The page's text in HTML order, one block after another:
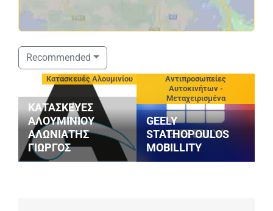
Recommended
Κατασκευές Αλουμινίου
ΚΑΤΑΣΚΕΥΕΣ
ΑΛΟΥΜΙΝΙΟΥ
ΑΛΩΝΙΑΤΗΣ
ΓΙΩΡΓΟΣ
Αντιπροσωπείες
Αυτοκινήτων -
Μεταχειρισμένα
GEELY
STATHOPOULOS
MOBILLITY